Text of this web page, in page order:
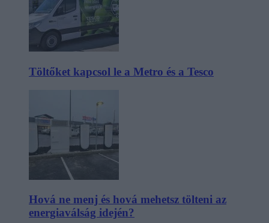
Töltőket kapcsol le a Metro és a Tesco
Hová ne menj és hová mehetsz tölteni az
energiaválság idején?